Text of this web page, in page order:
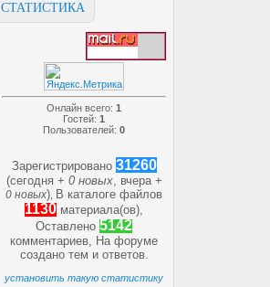
СТАТИСТИКА
Онлайн всего: 1
Гостей: 1
Пользователей: 0
Зарегистрировано 31260
(сегодня + 0 новых, вчера +
0 новых) В каталоге файлов
1130 материала(ов),
Оставлено 5142
комментариев, На форуме
создано тем и ответов.
установить такую статистику